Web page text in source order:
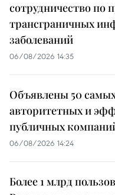
сотрудничество по
трансграничных
заболеваний
06/08/2026 14:35
Объявлены 50
авторитетных и
публичных
06/08/2026 14:24
Более 1 млрд